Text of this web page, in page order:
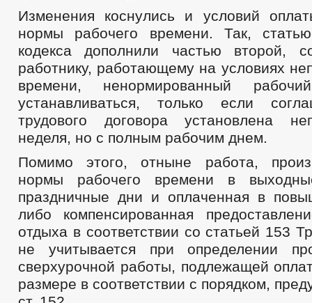
Изменения коснулись и условий
нормы рабочего времени. Так,
кодекса дополнили частью второй,
работнику, работающему на условиях
времени, ненормированный
устанавливаться, только если
трудового договора установлена
неделя, но с полным рабочим днем.
Помимо этого, отныне работа,
нормы рабочего времени в
праздничные дни и оплаченная в
либо компенсированная
отдыха в соответствии со статьей 153
не учитывается при определении
сверхурочной работы, подлежащей
размере в соответствии с порядком,